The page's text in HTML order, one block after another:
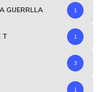
GUERRLLA 1
T 1
3
1